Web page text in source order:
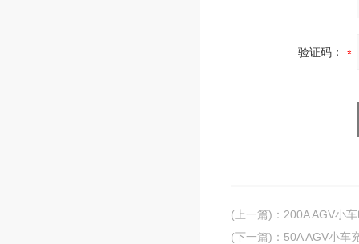
验证码：
(上一篇) ： 200A AGV小
(下一篇) ： 50A AGV小车